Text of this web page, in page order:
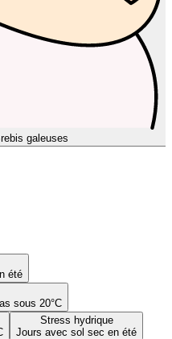
galeuses
été
sous 20°C
Stress hydrique
Jours avec sol sec en été